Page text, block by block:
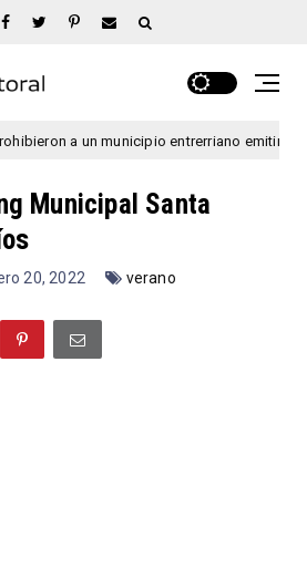
entrerriano emitir nuevas licencias
Municipal Santa
20, 2022 verano